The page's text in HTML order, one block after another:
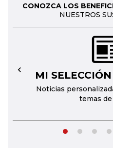
CONOZCA LOS
NUESTROS
MI
Noticias
temas
←